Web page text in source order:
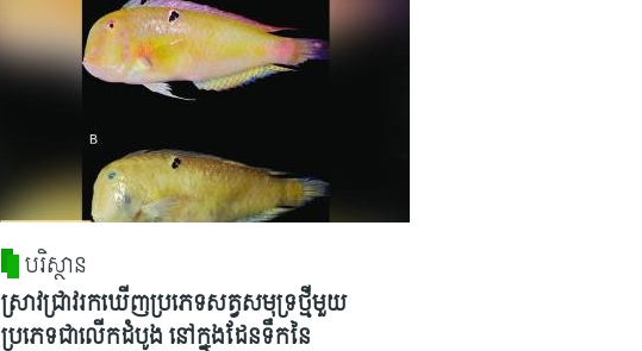
បរិស្ថាន
ស្រាវជ្រាវរកឃើញប្រភេទសត្វសមុទ្រថ្មីមួយ
ប្រភេទជាលើកដំបូង នៅក្នុងដែនទឹកនៃ